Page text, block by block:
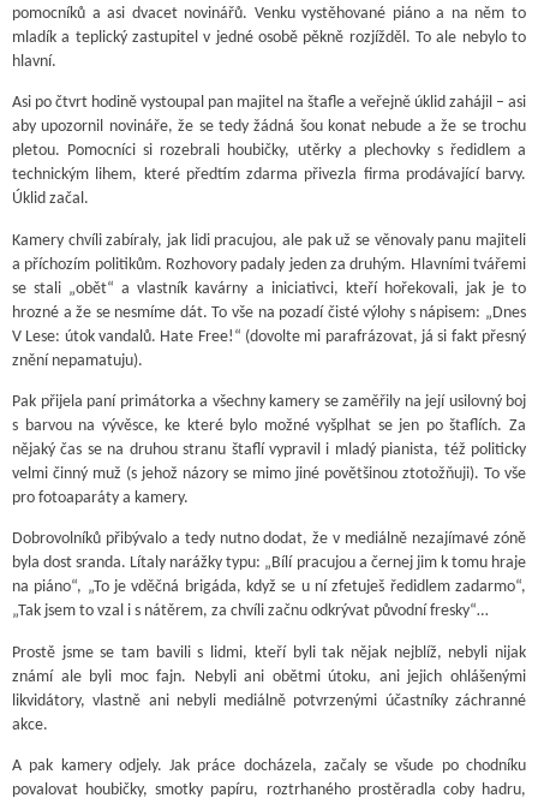
pomocníků a asi dvacet novinářů. Venku vystěhované piáno a na něm to
mladík a teplický zastupitel v jedné osobě pěkně rozjížděl. To ale nebylo to
hlavní.
Asi po čtvrt hodině vystoupal pan majitel na štafle a veřejně úklid zahájil – asi
aby upozornil novináře, že se tedy žádná šou konat nebude a že se trochu
pletou. Pomocníci si rozebrali houbičky, utěrky a plechovky s ředidlem a
technickým lihem, které předtím zdarma přivezla firma prodávající barvy.
Úklid začal.
Kamery chvíli zabíraly, jak lidi pracujou, ale pak už se věnovaly panu majiteli
a příchozím politikům. Rozhovory padaly jeden za druhým. Hlavními tvářemi
se stali „obět“ a vlastník kavárny a iniciativci, kteří hořekovali, jak je to
hrozné a že se nesmíme dát. To vše na pozadí čisté výlohy s nápisem: „Dnes
V Lese: útok vandalů. Hate Free!“ (dovolte mi parafrázovat, já si fakt přesný
znění nepamatuju).
Pak přijela paní primátorka a všechny kamery se zaměřily na její usilovný boj
s barvou na vývěsce, ke které bylo možné vyšplhat se jen po štaflích. Za
nějaký čas se na druhou stranu štaflí vypravil i mladý pianista, též politicky
velmi činný muž (s jehož názory se mimo jiné povětšinou ztotožňuji). To vše
pro fotoaparáty a kamery.
Dobrovolníků přibývalo a tedy nutno dodat, že v mediálně nezajímavé zóně
byla dost sranda. Lítaly narážky typu: „Bílí pracujou a černej jim k tomu hraje
na piáno“, „To je vděčná brigáda, když se u ní zfetuješ ředidlem zadarmo“,
„Tak jsem to vzal i s nátěrem, za chvíli začnu odkrývat původní fresky“…
Prostě jsme se tam bavili s lidmi, kteří byli tak nějak nejblíž, nebyli nijak
známí ale byli moc fajn. Nebyli ani obětmi útoku, ani jejich ohlášenými
likvidátory, vlastně ani nebyli mediálně potvrzenými účastníky záchranné
akce.
A pak kamery odjely. Jak práce docházela, začaly se všude po chodníku
povalovat houbičky, smotky papíru, roztrhaného prostěradla coby hadru,